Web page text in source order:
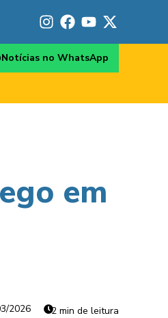
Notícias no WhatsApp
em
2026 2 min de leitura